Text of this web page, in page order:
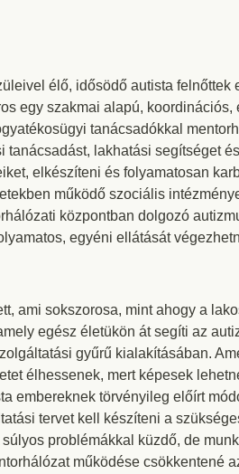
élő, idősödő autista felnőttek
egy szakmai alapú, koordinációs,
tanácsadókkal
lakhatási segítséget
elkészíteni és folyamatosan
működő szociális
központban dolgozó
egyéni ellátását
ami sokszorosa, mint ahogy a
egész életükön át segíti az
gyűrű kialakításában.
élhessenek, mert képesek
embereknek törvényileg előírt
tervet kell készíteni a
problémákkal küzdő, de
működése csökkentené